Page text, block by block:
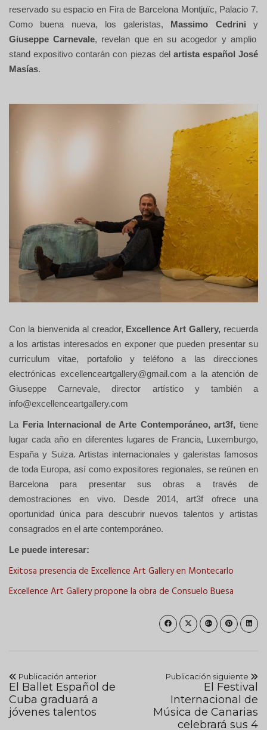
reservado su espacio en Fira de Barcelona Montjuïc, Palacio 7.
Como buena nueva, los galeristas,
Massimo Cedriniy
Giuseppe Carnevale, revelan que en su acogedor y amplio
stand expositivo contarán con piezas del artista español José
Masías.
Con la bienvenida al creador, Excellence Art Gallery, recuerda
a los artistas interesados en exponer que pueden presentar su
curriculum vitae, portafolio y teléfono a las direcciones
electrónicas excellenceartgallery@gmail.com a la atención de
Giuseppe Carnevale, director artístico y también a
info@excellenceartgallery.com
La Feria Internacional de Arte Contemporáneo, art3f, tiene
lugar cada año en diferentes lugares de Francia, Luxemburgo,
España y Suiza. Artistas internacionales y galeristas famosos
de toda Europa, así como expositores regionales, se reúnen en
Barcelona para presentar sus obras a través de
demostraciones en vivo. Desde 2014, art3f ofrece una
oportunidad única para descubrir nuevos talentos y artistas
consagrados en el arte contemporáneo.
Le puede interesar:
Exitosa presencia de Excellence Art Gallery en Montecarlo
Excellence Art Gallery propone la obra de Consuelo Buesa
Publicación anterior
El Ballet Español de
Cuba graduará a
jóvenes talentos
Publicación siguiente
El Festival
Internacional de
Música de Canarias
celebrará sus 4